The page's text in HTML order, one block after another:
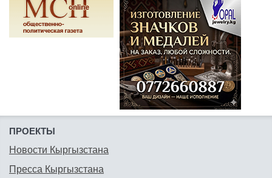
ПРОЕКТЫ
Новости Кыргызстана
Пресса Кыргызстана